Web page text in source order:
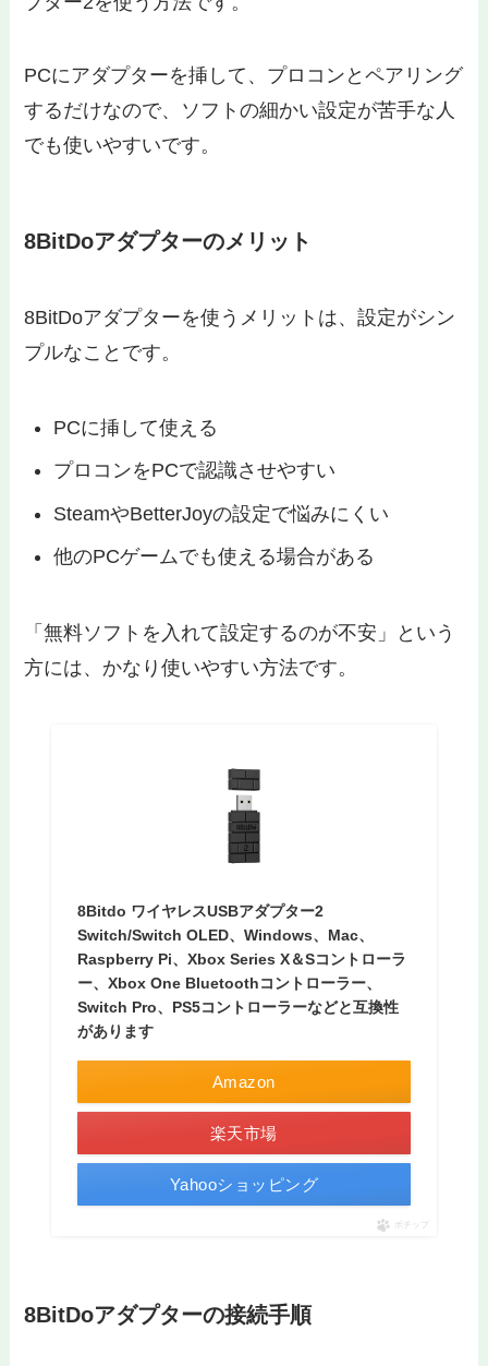
PCにアダプターを挿して、プロコンとペアリング
するだけなので、ソフトの細かい設定が苦手な人
でも使いやすいです。
8BitDoアダプターのメリット
8BitDoアダプターを使うメリットは、設定がシン
プルなことです。
PCに挿して使える
プロコンをPCで認識させやすい
SteamやBetterJoyの設定で悩みにくい
他のPCゲームでも使える場合がある
「無料ソフトを入れて設定するのが不安」という
方には、かなり使いやすい方法です。
8Bitdo ワイヤレスUSBアダプター2
Switch/Switch OLED、Windows、Mac、
Raspberry Pi、Xbox Series X＆Sコントローラ
ー、Xbox One Bluetoothコントローラー、
Switch Pro、PS5コントローラーなどと互換性
があります
Amazon
楽天市場
Yahooショッピング
ポチップ
8BitDoアダプターの接続手順